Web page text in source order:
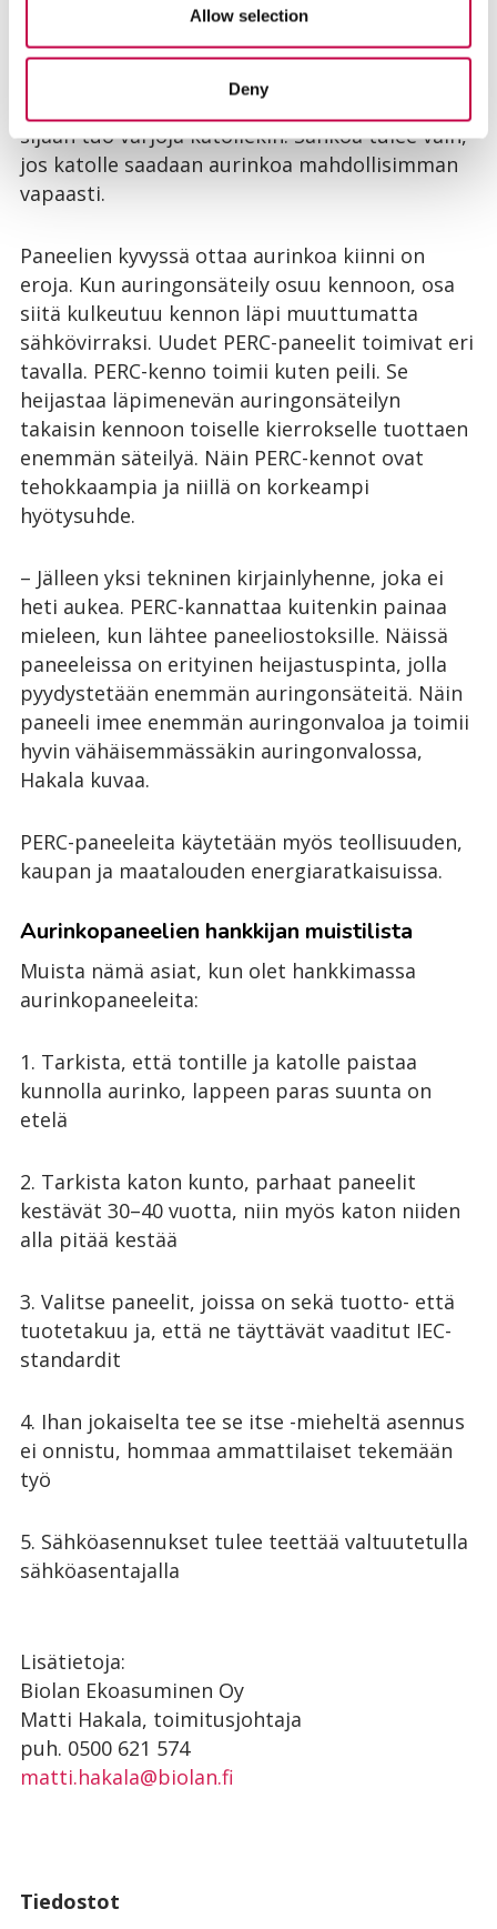
Allow selection
Deny
aurinkoa. Jos isoisoisoisän istuttama kuusi
varjostaa katolla olevan paneelin, on se
valitettavasti kaadettava. Matala pajupusikko
ei menoa haittaa, sankka ja korkea metsä sen
sijaan tuo varjoja katollekin. Sähköä tulee vain,
jos katolle saadaan aurinkoa mahdollisimman
vapaasti.
Paneelien kyvyssä ottaa aurinkoa kiinni on
eroja. Kun auringonsäteily osuu kennoon, osa
siitä kulkeutuu kennon läpi muuttumatta
sähkövirraksi. Uudet PERC-paneelit toimivat eri
tavalla. PERC-kenno toimii kuten peili. Se
heijastaa läpimenevän auringonsäteilyn
takaisin kennoon toiselle kierrokselle tuottaen
enemmän säteilyä. Näin PERC-kennot ovat
tehokkaampia ja niillä on korkeampi
hyötysuhde.
– Jälleen yksi tekninen kirjainlyhenne, joka ei
heti aukea. PERC-kannattaa kuitenkin painaa
mieleen, kun lähtee paneeliostoksille. Näissä
paneeleissa on erityinen heijastuspinta, jolla
pyydystetään enemmän auringonsäteitä. Näin
paneeli imee enemmän auringonvaloa ja toimii
hyvin vähäisemmässäkin auringonvalossa,
Hakala kuvaa.
PERC-paneeleita käytetään myös teollisuuden,
kaupan ja maatalouden energiaratkaisuissa.
Aurinkopaneelien hankkijan muistilista
Muista nämä asiat, kun olet hankkimassa
aurinkopaneeleita:
1. Tarkista, että tontille ja katolle paistaa
kunnolla aurinko, lappeen paras suunta on
etelä
2. Tarkista katon kunto, parhaat paneelit
kestävät 30–40 vuotta, niin myös katon niiden
alla pitää kestää
3. Valitse paneelit, joissa on sekä tuotto- että
tuotetakuu ja, että ne täyttävät vaaditut IEC-
standardit
4. Ihan jokaiselta tee se itse -mieheltä asennus
ei onnistu, hommaa ammattilaiset tekemään
työ
5. Sähköasennukset tulee teettää valtuutetulla
sähköasentajalla
Lisätietoja:
Biolan Ekoasuminen Oy
Matti Hakala, toimitusjohtaja
puh. 0500 621 574
matti.hakala@biolan.fi
Tiedostot